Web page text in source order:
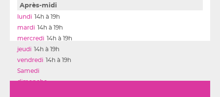
Après-midi
14h à 19h
14h à 19h
14h à 19h
14h à 19h
14h à 19h